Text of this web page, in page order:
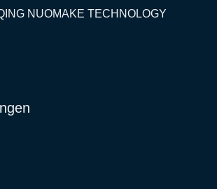
NUOMAKE TECHNOLOGY